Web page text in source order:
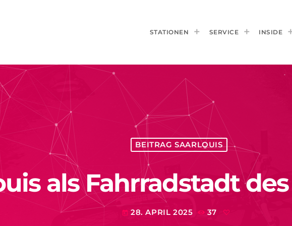
STATIONEN SERVICE INSIDE
BEITRAG SAARLOUIS
als Fahrradstadt
today 28. APRIL 2025 37